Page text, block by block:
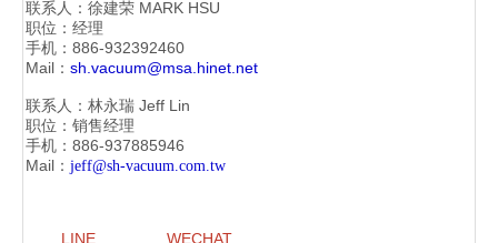
联系人：徐建荣 MARK HSU
职位：经理
手机：886-932392460
Mail： sh.vacuum@msa.hinet.net
联系人：林永瑞 Jeff Lin
职位：销售经理
手机：886-937885946
Mail： jeff@sh-vacuum.com.tw
LINE WECHAT